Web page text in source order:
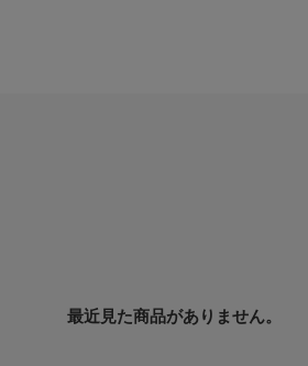
最近見た商品がありません。